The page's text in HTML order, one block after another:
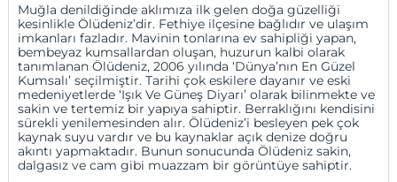
Muğla denildiğinde aklımıza ilk gelen doğa güzelliği
kesinlikle Ölüdeniz’dir. Fethiye ilçesine bağlıdır ve ulaşım
imkanları fazladır. Mavinin tonlarına ev sahipliği yapan,
bembeyaz kumsallardan oluşan, huzurun kalbi olarak
tanımlanan Ölüdeniz, 2006 yılında ‘Dünya’nın En Güzel
Kumsalı’ seçilmiştir. Tarihi çok eskilere dayanır ve eski
medeniyetlerde ‘Işık Ve Güneş Diyarı’ olarak bilinmekte ve
sakin ve tertemiz bir yapıya sahiptir. Berraklığını kendisini
sürekli yenilemesinden alır. Ölüdeniz’i besleyen pek çok
kaynak suyu vardır ve bu kaynaklar açık denize doğru
akıntı yapmaktadır. Bunun sonucunda Ölüdeniz sakin,
dalgasız ve cam gibi muazzam bir görüntüye sahiptir.